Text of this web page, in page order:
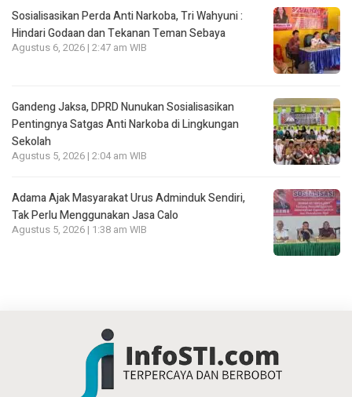
Sosialisasikan Perda Anti Narkoba, Tri Wahyuni :
Hindari Godaan dan Tekanan Teman Sebaya
Agustus 6, 2026 | 2:47 am WIB
Gandeng Jaksa, DPRD Nunukan Sosialisasikan
Pentingnya Satgas Anti Narkoba di Lingkungan
Sekolah
Agustus 5, 2026 | 2:04 am WIB
Adama Ajak Masyarakat Urus Adminduk Sendiri,
Tak Perlu Menggunakan Jasa Calo
Agustus 5, 2026 | 1:38 am WIB